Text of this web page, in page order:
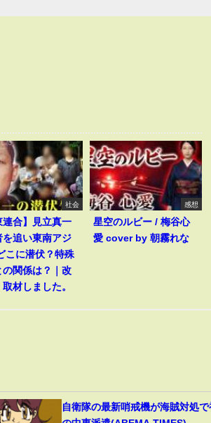
社会
連合】見立真一
を追い東南アジ
こに潜伏？特殊
の関係は？｜改
材しました。
感想
星空のルビー / 梅谷心
愛 cover by 朝霧れな
自衛隊の最新哨戒機が海賊対処で